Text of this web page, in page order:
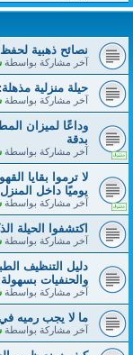
نصائح ذهبية
آخر مشاركة بواسطة
حيلة منزلية
آخر مشاركة بواسطة
وداعًا لميزان
بدقة
آخر مشاركة بواسطة
يوميًا داخل المنزل
آخر مشاركة بواسطة
اكتشفوا الحيلة
آخر مشاركة بواسطة
دليل التنظيف
والحنفيات بسهولة
آخر مشاركة بواسطة
ما لا يجب رميه
آخر مشاركة بواسطة